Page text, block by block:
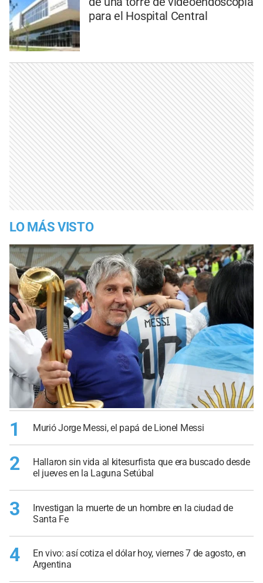
para el Hospital Central
LO MÁS VISTO
1 Murió Jorge Messi, el papá de Lionel Messi
2
Hallaron sin vida al kitesurfista que era buscado desde
el jueves en la Laguna Setúbal
3
Investigan la muerte de un hombre en la ciudad de
Santa Fe
4
En vivo: así cotiza el dólar hoy, viernes 7 de agosto, en
Argentina